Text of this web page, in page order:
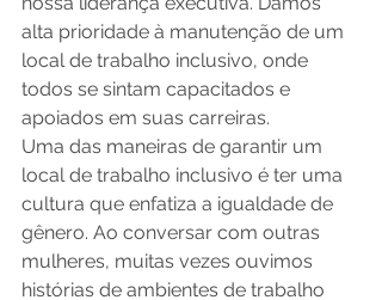
alta prioridade à manutenção de um
local de trabalho inclusivo, onde
todos se sintam capacitados e
apoiados em suas carreiras.
Uma das maneiras de garantir um
local de trabalho inclusivo é ter uma
cultura que enfatiza a igualdade de
gênero. Ao conversar com outras
mulheres, muitas vezes ouvimos
histórias de ambientes de trabalho